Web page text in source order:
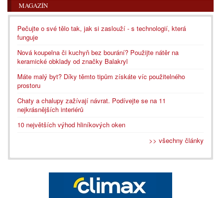
MAGAZÍN
Pečujte o své tělo tak, jak si zaslouží - s technologií, která
funguje
Nová koupelna či kuchyň bez bourání? Použijte nátěr na
keramické obklady od značky Balakryl
Máte malý byt? Díky těmto tipům získáte víc použitelného
prostoru
Chaty a chalupy zažívají návrat. Podívejte se na 11
nejkrásnějších interiérů
10 největších výhod hliníkových oken
>> všechny články